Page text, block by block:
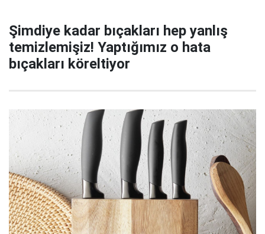
Şimdiye kadar bıçakları hep yanlış
temizlemişiz! Yaptığımız o hata
bıçakları köreltiyor